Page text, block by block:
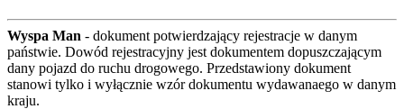
Wyspa Man - dokument potwierdzający rejestracje w danym
państwie. Dowód rejestracyjny jest dokumentem dopuszczającym
dany pojazd do ruchu drogowego. Przedstawiony dokument
stanowi tylko i wyłącznie wzór dokumentu wydawanaego w danym
kraju.